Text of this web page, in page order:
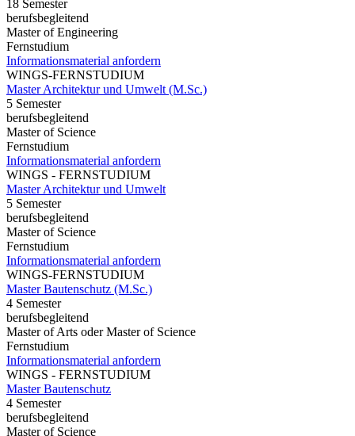
18 Semester
berufsbegleitend
Master of Engineering
Fernstudium
Informationsmaterial anfordern
WINGS-FERNSTUDIUM
Master Architektur und Umwelt (M.Sc.)
5 Semester
berufsbegleitend
Master of Science
Fernstudium
Informationsmaterial anfordern
WINGS - FERNSTUDIUM
Master Architektur und Umwelt
5 Semester
berufsbegleitend
Master of Science
Fernstudium
Informationsmaterial anfordern
WINGS-FERNSTUDIUM
Master Bautenschutz (M.Sc.)
4 Semester
berufsbegleitend
Master of Arts oder Master of Science
Fernstudium
Informationsmaterial anfordern
WINGS - FERNSTUDIUM
Master Bautenschutz
4 Semester
berufsbegleitend
Master of Science